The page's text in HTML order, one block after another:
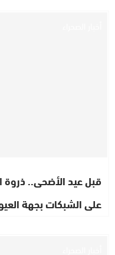
قبل عيد الأضحى..
على الشبكات بجهة